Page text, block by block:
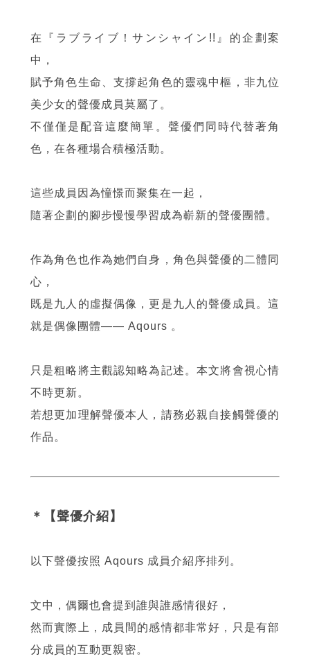
在『ラブライブ！サンシャイン!!』的企劃案
中，
賦予角色生命、支撐起角色的靈魂中樞，非九位
美少女的聲優成員莫屬了。
不僅僅是配音這麼簡單。聲優們同時代替著角
色，在各種場合積極活動。
這些成員因為憧憬而聚集在一起，
隨著企劃的腳步慢慢學習成為嶄新的聲優團體。
作為角色也作為她們自身，角色與聲優的二體同
心，
既是九人的虛擬偶像，更是九人的聲優成員。這
就是偶像團體—— Aqours 。
只是粗略將主觀認知略為記述。本文將會視心情
不時更新。
若想更加理解聲優本人，請務必親自接觸聲優的
作品。
＊【聲優介紹】
以下聲優按照 Aqours 成員介紹序排列。
文中，偶爾也會提到誰與誰感情很好，
然而實際上，成員間的感情都非常好，只是有部
分成員的互動更親密。